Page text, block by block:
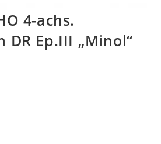
4-achs.
DR Ep.III „Minol“